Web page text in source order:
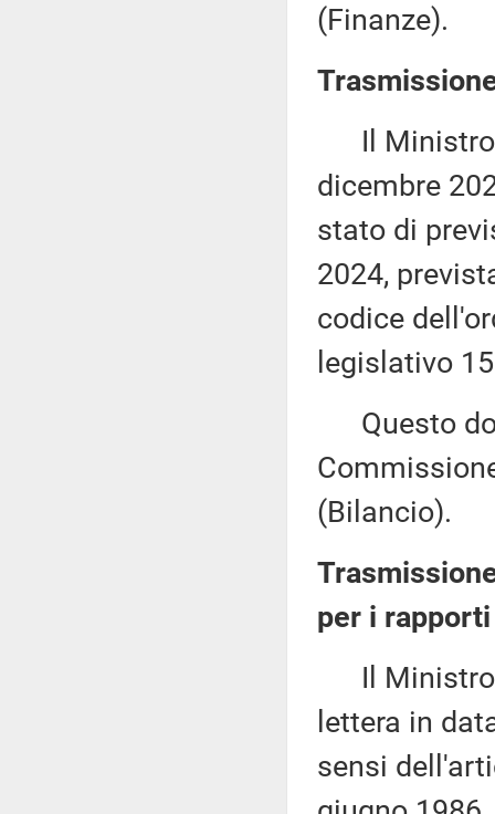
(Finanze).
Il Ministro
dicembre
stato di
2024,
codice
legislativo
Questo
(Bilancio).
per i
Il Ministro
lettera in
sensi